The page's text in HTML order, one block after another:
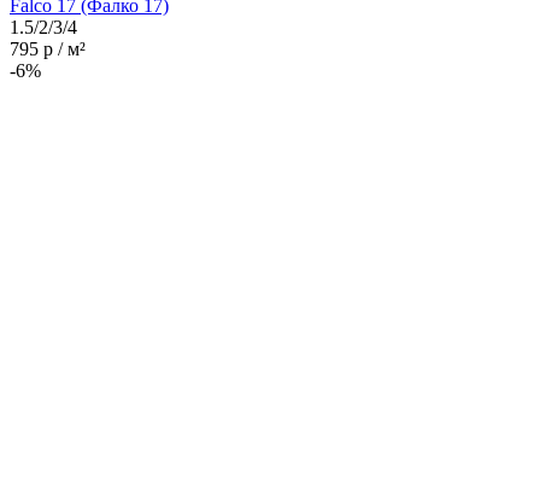
Falco 17 (Фалко 17)
1.5/2/3/4
795 р / м²
-6%